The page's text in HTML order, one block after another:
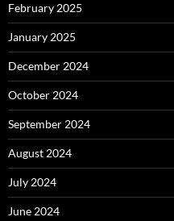
February 2025
January 2025
December 2024
October 2024
September 2024
August 2024
July 2024
June 2024